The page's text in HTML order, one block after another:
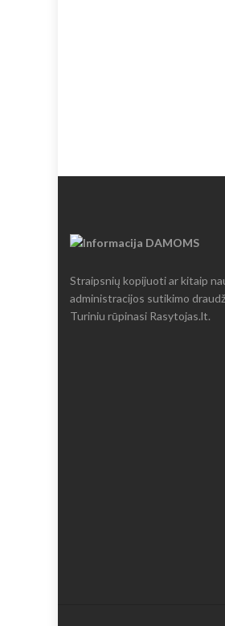
Straipsnių kopijuoti ar kitaip
administracijos sutikimo
Turiniu rūpinasi Rasytojas.lt.